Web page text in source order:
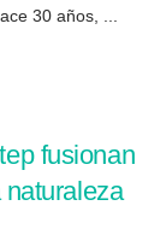
30 años, ...
fusionan